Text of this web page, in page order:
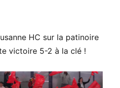
HC sur la patinoire
victoire 5-2 à la clé !